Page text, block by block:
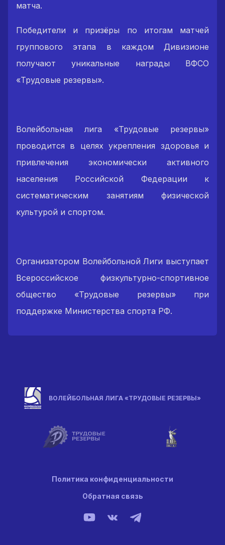
матча.
Победители и призёры по итогам матчей
группового этапа в каждом Дивизионе
получают уникальные награды ВФСО
«Трудовые резервы».
Волейбольная лига «Трудовые резервы»
проводится в целях укрепления здоровья и
привлечения экономически активного
населения Российской Федерации к
систематическим занятиям физической
культурой и спортом.
Организатором Волейбольной Лиги выступает
Всероссийское физкультурно-спортивное
общество «Трудовые резервы» при
поддержке Министерства спорта РФ.
ВОЛЕЙБОЛЬНАЯ ЛИГА «ТРУДОВЫЕ РЕЗЕРВЫ»
Политика конфиденциальности
Обратная связь